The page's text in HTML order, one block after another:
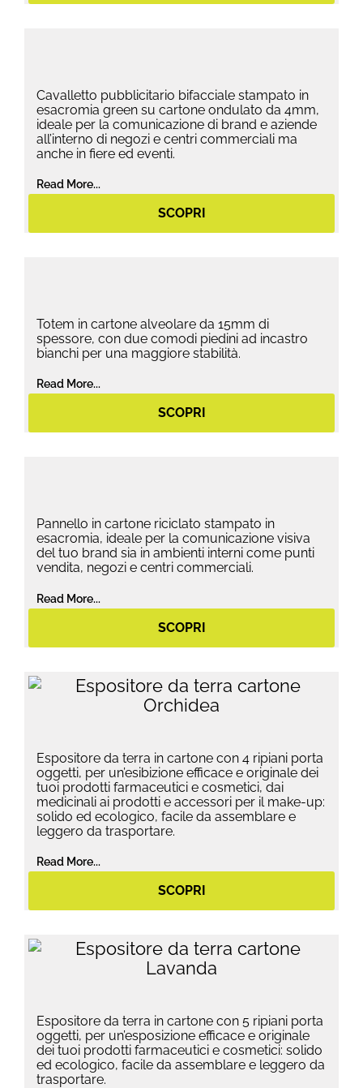
Cavalletto pubblicitario bifacciale stampato in
esacromia green su cartone ondulato da 4mm,
ideale per la comunicazione di brand e aziende
all’interno di negozi e centri commerciali ma
anche in fiere ed eventi.
Read More...
SCOPRI
Totem in cartone alveolare da 15mm di
spessore, con due comodi piedini ad incastro
bianchi per una maggiore stabilità.
Read More...
SCOPRI
Pannello in cartone riciclato stampato in
esacromia, ideale per la comunicazione visiva
del tuo brand sia in ambienti interni come punti
vendita, negozi e centri commerciali.
Read More...
SCOPRI
Espositore da terra in cartone con 4 ripiani porta
oggetti, per un’esibizione efficace e originale dei
tuoi prodotti farmaceutici e cosmetici, dai
medicinali ai prodotti e accessori per il make-up:
solido ed ecologico, facile da assemblare e
leggero da trasportare.
Read More...
SCOPRI
Espositore da terra in cartone con 5 ripiani porta
oggetti, per un’esposizione efficace e originale
dei tuoi prodotti farmaceutici e cosmetici: solido
ed ecologico, facile da assemblare e leggero da
trasportare.